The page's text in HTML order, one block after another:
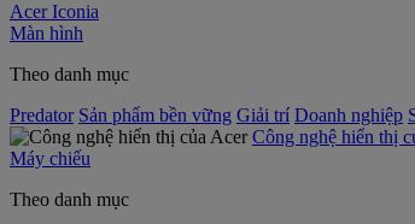
Acer Iconia
Màn hình
Theo danh mục
Predator Sản phẩm bền vững Giải trí Doanh nghiệp
Công nghệ hiển thị
Máy chiếu
Theo danh mục